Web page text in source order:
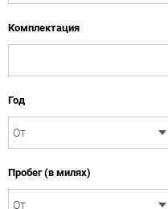
Комплектация
Год
Пробег (в милях)